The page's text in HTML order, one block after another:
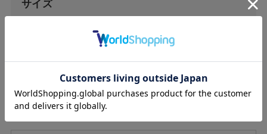
サイズ
外装：W100×D10×H140mm
全成分